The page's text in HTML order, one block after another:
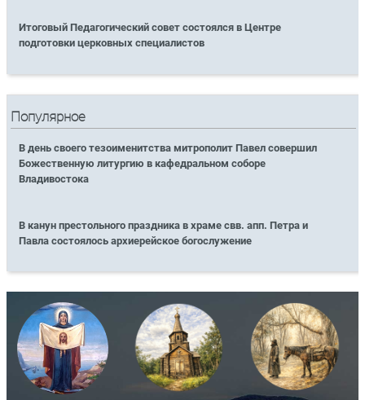
Итоговый Педагогический совет состоялся в Центре
подготовки церковных специалистов
Популярное
В день своего тезоименитства митрополит Павел совершил
Божественную литургию в кафедральном соборе
Владивостока
В канун престольного праздника в храме свв. апп. Петра и
Павла состоялось архиерейское богослужение